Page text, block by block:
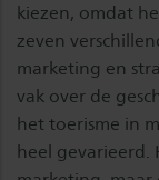
kiezen, omdat
zeven
marketing en
vak over de
het toerisme in
heel gevarieerd.